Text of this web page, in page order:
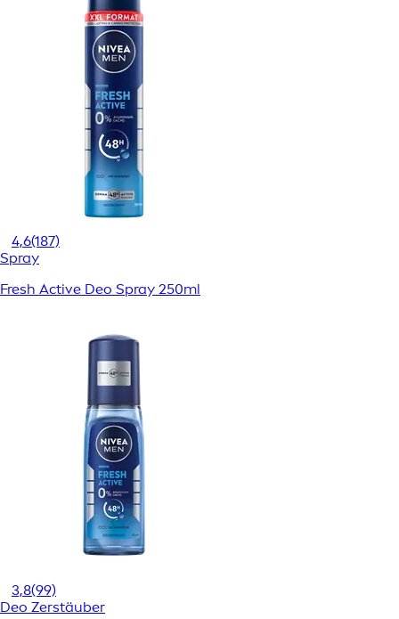
4,6(187)
Spray
Fresh Active Deo Spray 250ml
3,8(99)
Deo Zerstäuber